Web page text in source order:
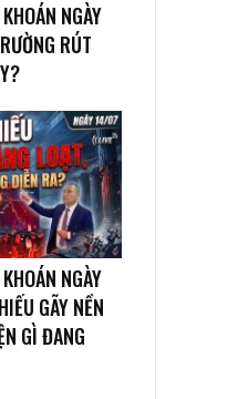
NGÀY
RÚT
NGÀY
GÃY NỀN
GÌ ĐANG